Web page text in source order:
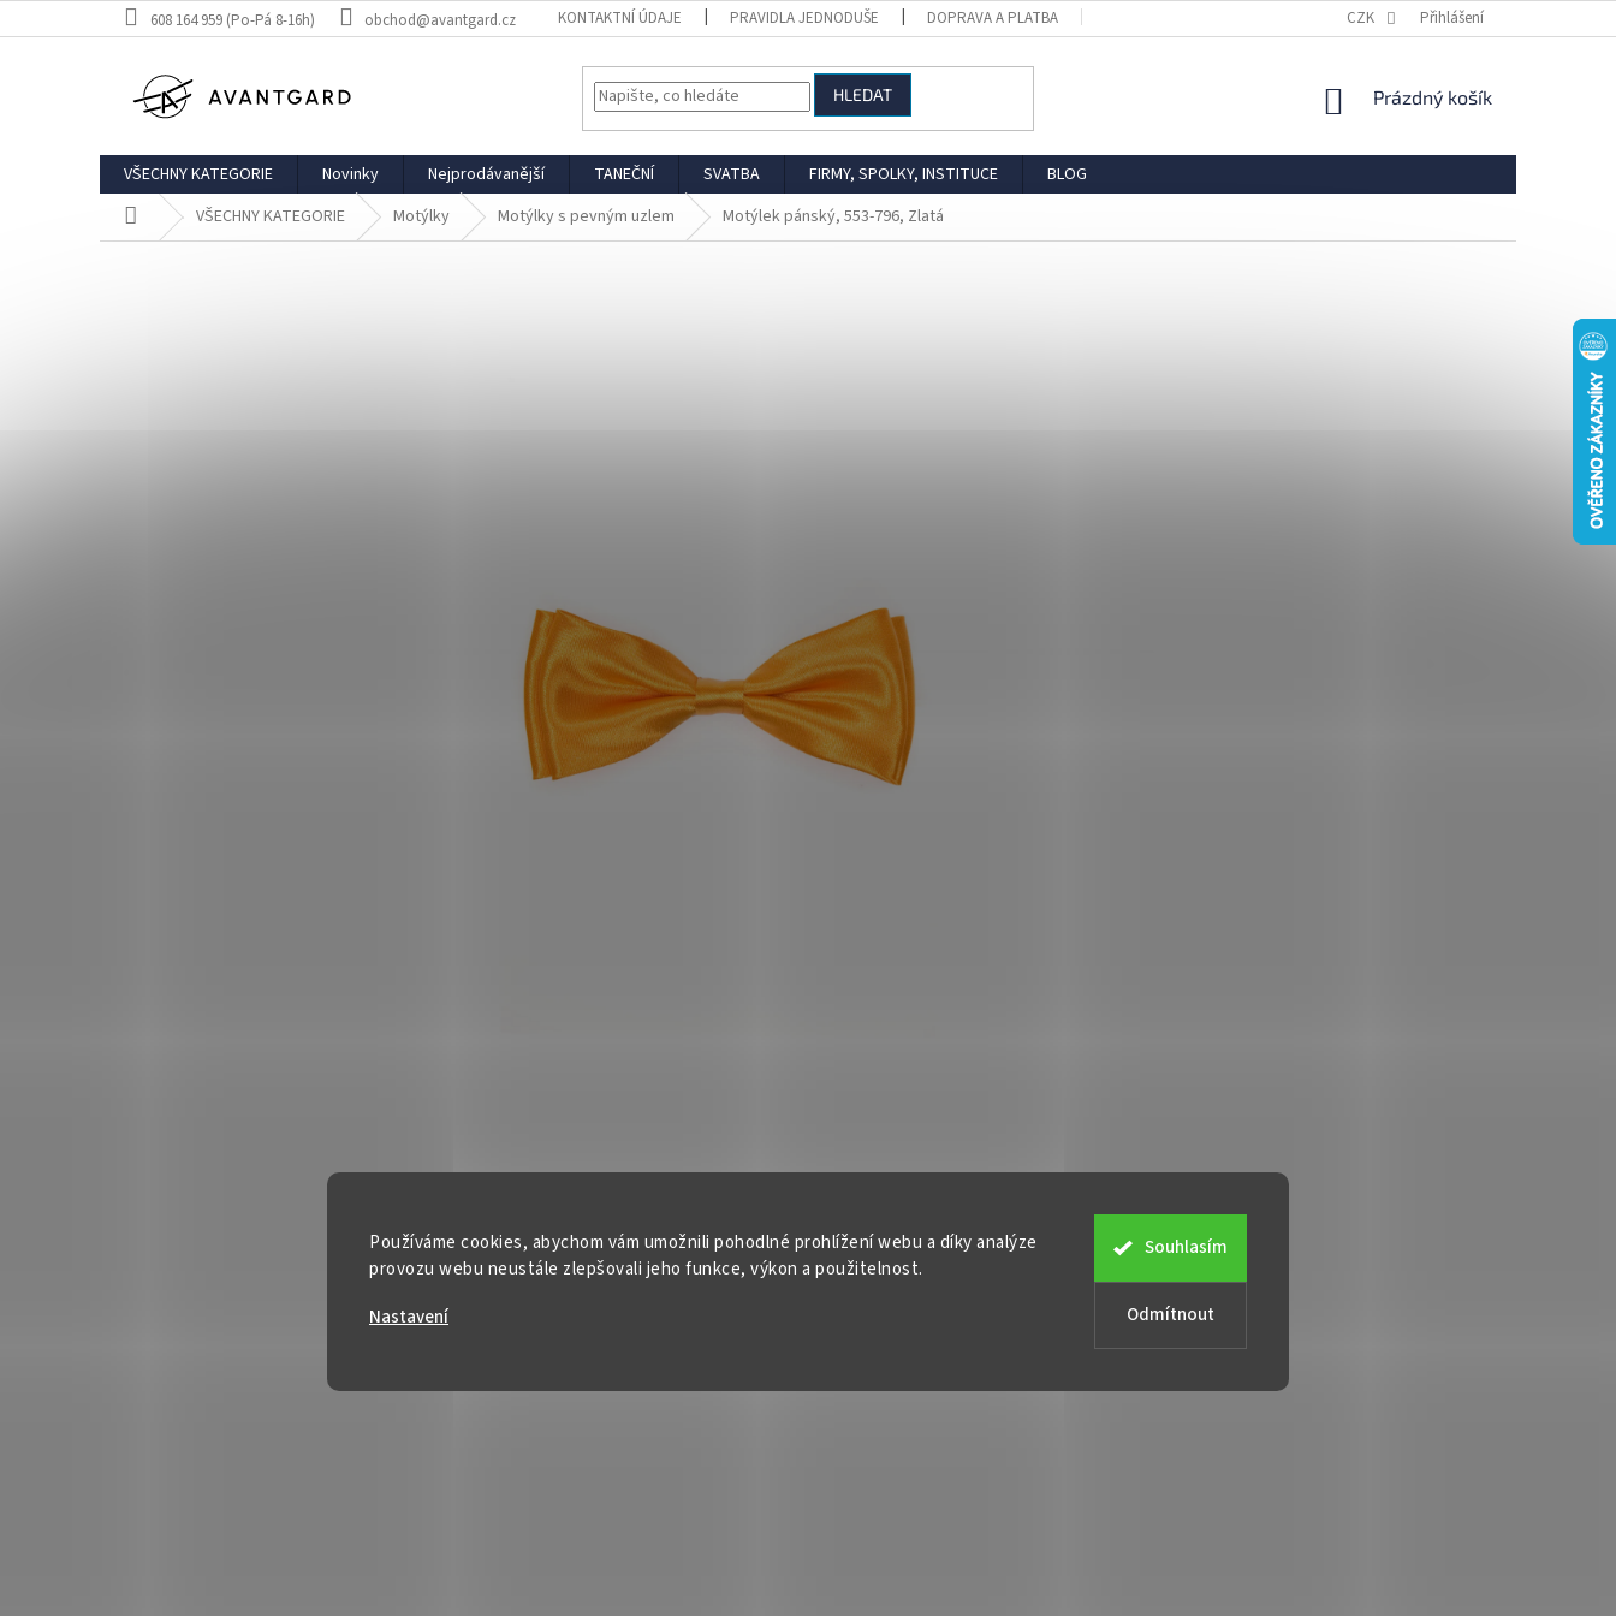
Používáme cookies, abychom vám umožnili pohodlné prohlížení webu a díky analýze
provozu webu neustále zlepšovali jeho funkce, výkon a použitelnost.
Nastavení
Odmítnout
Souhlasím
na
608 164 959 (Po-Pá 8-16h) obchod@avantgard.cz KONTAKTNÍ ÚDAJE PRAVIDLA JEDNODUŠE DOPRAVA A PLATBA REKLAMACE VRÁCENÍ ZBOŽÍ
CZK Přihlášení
HLEDAT
NÁKUPNÍ
Prázdný košík
VŠECHNY KATEGORIE Novinky Nejprodávanější TANEČNÍ SVATBA FIRMY, SPOLKY, INSTITUCE
BLOG
Domů VŠECHNY KATEGORIE Motýlky Motýlky s pevným uzlem Motýlek pánský, 553-796, Zlatá